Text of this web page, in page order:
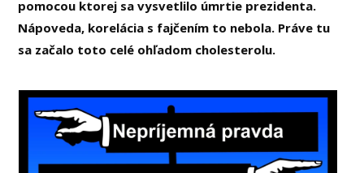
pomocou ktorej sa vysvetlilo úmrtie prezidenta.
Nápoveda, korelácia s fajčením to nebola. Práve tu
sa začalo toto celé ohľadom cholesterolu.